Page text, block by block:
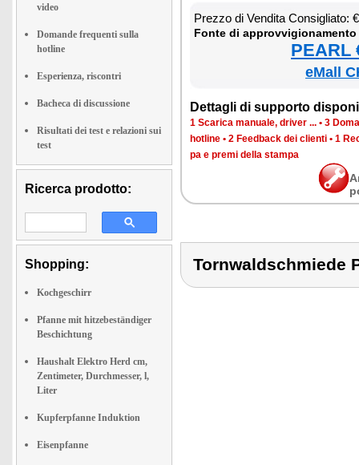
video
Domande frequenti sulla
hotline
Esperienza, riscontri
Bacheca di discussione
Risultati dei test e relazioni sui
test
Ricerca prodotto:
Shopping:
Kochgeschirr
Pfanne mit hitzebeständiger
Beschichtung
Haushalt Elektro Herd cm,
Zentimeter, Durchmesser, l,
Liter
Kupferpfanne Induktion
Eisenpfanne
Prez­zo di Ven­di­ta Con­si­glia­to:
Fon­te di
PEARL
eMall
Det­ta­gli di sup­por­to
1 Sca­ri­ca ma­nua­le, dri­ver ... • 3
ho­tli­ne • 2 Feed­back dei clien­ti • 1
pa e pre­mi del­la stam­pa
Tornwaldschmiede